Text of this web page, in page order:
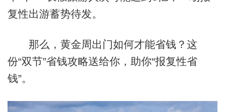
复性出游蓄势待发。
那么，黄金周出门如何才能省钱？这
份“双节”省钱攻略送给你，助你“报复性省
钱”。